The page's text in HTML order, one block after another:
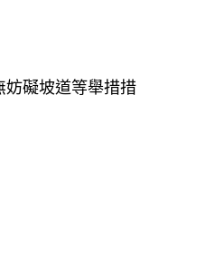
礙坡道等舉措措